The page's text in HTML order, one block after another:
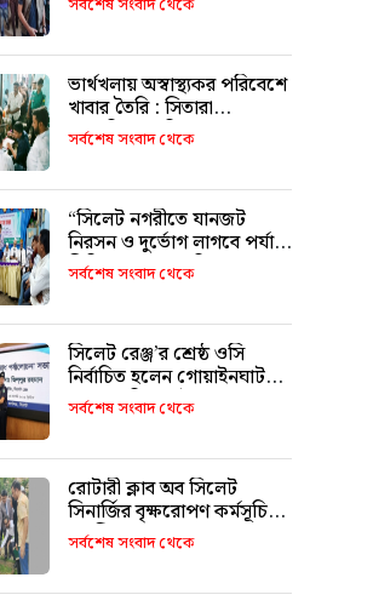
ভার্থখলায় অস্বাস্থ্যকর পরিবেশে
খাবার তৈরি : সিতারা
বেকারিকে জরিমানা
সর্বশেষ সংবাদ থেকে
“সিলেট নগরীতে যানজট
নিরসন ও দুর্ভোগ লাগবে পর্যাপ্ত
সিটি বাস চালুর দাবি”
সর্বশেষ সংবাদ থেকে
সিলেট রেঞ্জ’র শ্রেষ্ঠ ওসি
নির্বাচিত হলেন গোয়াইনঘাট
থানার অফিসার ইনচার্জ ওমর
ফারুক মোড়ল
সর্বশেষ সংবাদ থেকে
রোটারী ক্লাব অব সিলেট
সিনার্জির বৃক্ষরোপণ কর্মসূচি
অনুষ্ঠিত
সর্বশেষ সংবাদ থেকে